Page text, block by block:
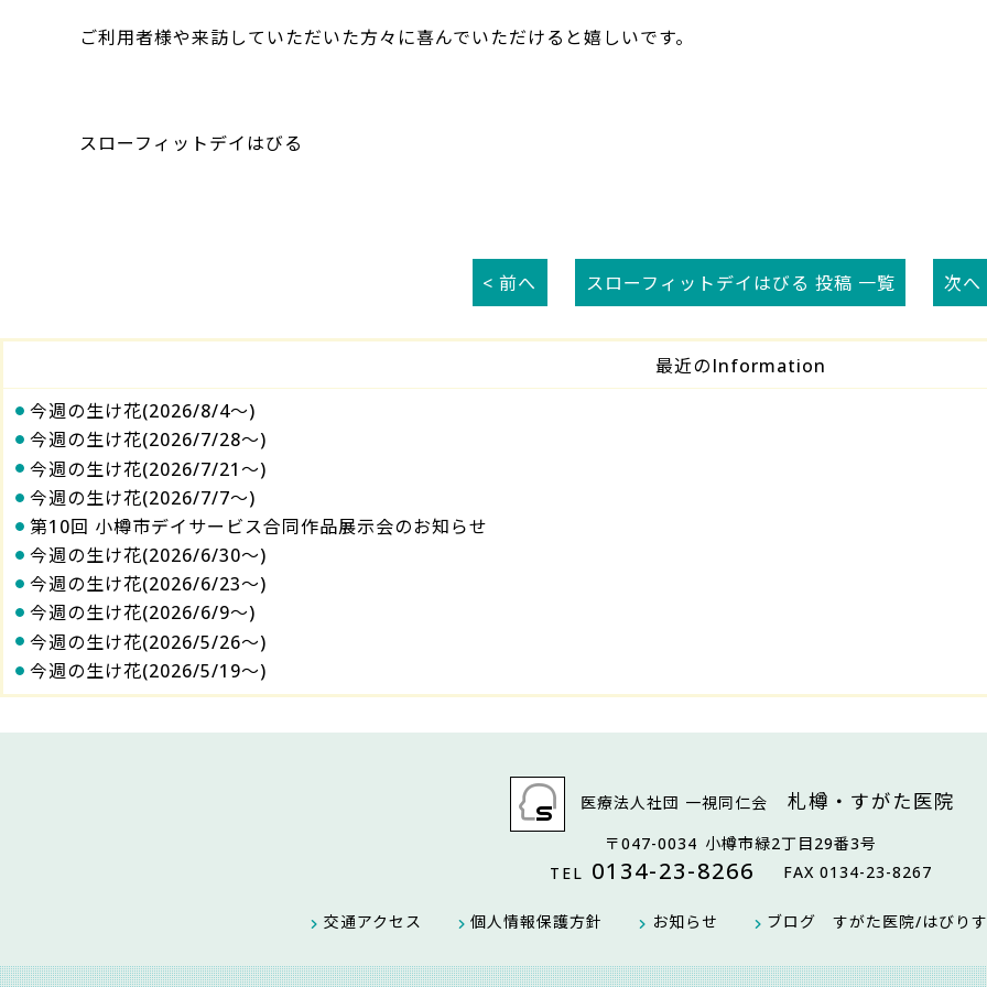
ご利用者様や来訪していただいた方々に喜んでいただけると嬉しいです。
スローフィットデイはびる
< 前へ スローフィットデイはびる 投稿 一覧 次へ
最近のInformation
今週の生け花(2026/8/4～)
今週の生け花(2026/7/28～)
今週の生け花(2026/7/21～)
今週の生け花(2026/7/7～)
第10回 小樽市デイサービス合同作品展示会のお知らせ
今週の生け花(2026/6/30～)
今週の生け花(2026/6/23～)
今週の生け花(2026/6/9～)
今週の生け花(2026/5/26～)
今週の生け花(2026/5/19～)
医療法人社団 一視同仁会 札樽・すがた医院
〒047-0034 小樽市緑2丁目29番3号
TEL 0134-23-8266 FAX 0134-23-8267
交通アクセス 個人情報保護方針 お知らせ ブログ すがた医院/はびり